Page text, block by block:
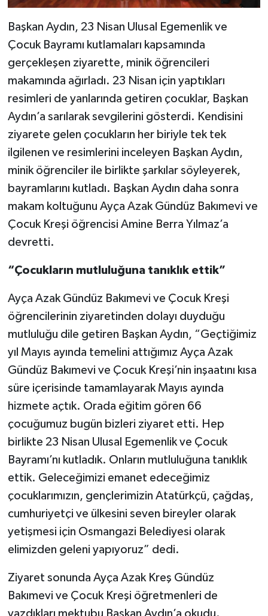
Başkan Aydın, 23 Nisan Ulusal Egemenlik ve
Çocuk Bayramı kutlamaları kapsamında
gerçekleşen ziyarette, minik öğrencileri
makamında ağırladı. 23 Nisan için yaptıkları
resimleri de yanlarında getiren çocuklar, Başkan
Aydın’a sarılarak sevgilerini gösterdi. Kendisini
ziyarete gelen çocukların her biriyle tek tek
ilgilenen ve resimlerini inceleyen Başkan Aydın,
minik öğrenciler ile birlikte şarkılar söyleyerek,
bayramlarını kutladı. Başkan Aydın daha sonra
makam koltuğunu Ayça Azak Gündüz Bakımevi ve
Çocuk Kreşi öğrencisi Amine Berra Yılmaz’a
devretti.
“Çocukların mutluluğuna tanıklık ettik”
Ayça Azak Gündüz Bakımevi ve Çocuk Kreşi
öğrencilerinin ziyaretinden dolayı duyduğu
mutluluğu dile getiren Başkan Aydın, “Geçtiğimiz
yıl Mayıs ayında temelini attığımız Ayça Azak
Gündüz Bakımevi ve Çocuk Kreşi’nin inşaatını kısa
süre içerisinde tamamlayarak Mayıs ayında
hizmete açtık. Orada eğitim gören 66
çocuğumuz bugün bizleri ziyaret etti. Hep
birlikte 23 Nisan Ulusal Egemenlik ve Çocuk
Bayramı’nı kutladık. Onların mutluluğuna tanıklık
ettik. Geleceğimizi emanet edeceğimiz
çocuklarımızın, gençlerimizin Atatürkçü, çağdaş,
cumhuriyetçi ve ülkesini seven bireyler olarak
yetişmesi için Osmangazi Belediyesi olarak
elimizden geleni yapıyoruz” dedi.
Ziyaret sonunda Ayça Azak Kreş Gündüz
Bakımevi ve Çocuk Kreşi öğretmenleri de
yazdıkları mektubu Başkan Aydın’a okudu.